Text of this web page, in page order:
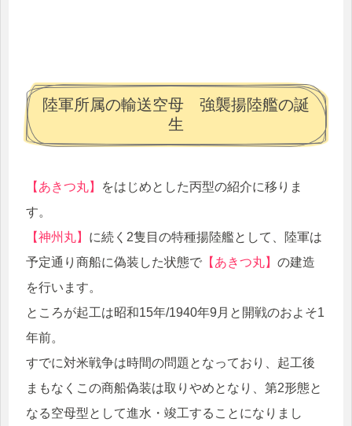
陸軍所属の輸送空母 強襲揚陸艦の誕
生
【あきつ丸】
をはじめとした丙型の紹介に移りま
す。
【神州丸】 に続く2隻目の特種揚陸艦として、陸軍は
予定通り商船に偽装した状態で 【あきつ丸】 の建造
を行います。
ところが起工は昭和15年/1940年9月と開戦のおよそ1
年前。
すでに対米戦争は時間の問題となっており、起工後
まもなくこの商船偽装は取りやめとなり、第2形態と
なる空母型として進水・竣工することになりまし